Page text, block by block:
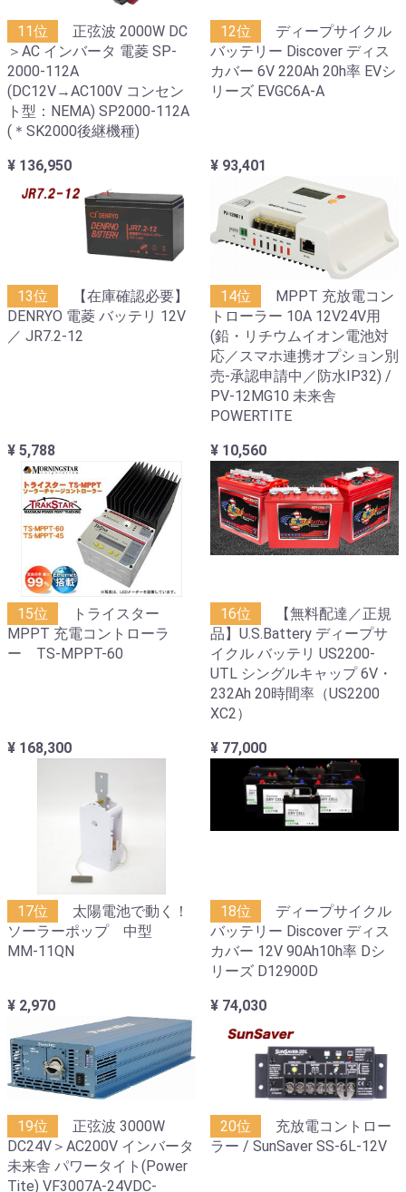
11位
正弦波 2000W DC
＞AC インバータ 電菱 SP-
2000-112A
(DC12V→AC100V コンセン
ト型：NEMA) SP2000-112A
(＊SK2000後継機種)
¥ 136,950
12位
ディープサイクル
バッテリー Discover ディス
カバー 6V 220Ah 20h率 EVシ
リーズ EVGC6A-A
¥ 93,401
13位
【在庫確認必要】
DENRYO 電菱 バッテリ 12V
／ JR7.2-12
¥ 5,788
14位
MPPT 充放電コン
トローラー 10A 12V24V用
(鉛・リチウムイオン電池対
応／スマホ連携オプション別
売-承認申請中／防水IP32) /
PV-12MG10 未来舎
POWERTITE
¥ 10,560
15位
トライスター
MPPT 充電コントローラ
ー TS-MPPT-60
¥ 168,300
16位
【無料配達／正規
品】U.S.Battery ディープサ
イクル バッテリ US2200-
UTL シングルキャップ 6V・
232Ah 20時間率（US2200
XC2）
¥ 77,000
17位
太陽電池で動く！
ソーラーポップ 中型
MM-11QN
¥ 2,970
18位
ディープサイクル
バッテリー Discover ディス
カバー 12V 90Ah10h率 Dシ
リーズ D12900D
¥ 74,030
19位
正弦波 3000W
DC24V＞AC200V インバータ
未来舎 パワータイト(Power
Tite) VF3007A-24VDC-
20位
充放電コントロー
ラー / SunSaver SS-6L-12V